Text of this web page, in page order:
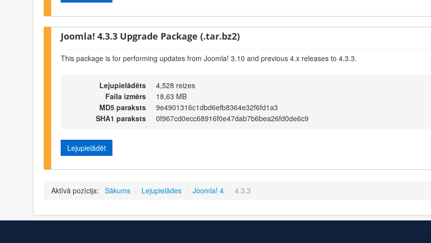
Joomla! 4.3.3 Upgrade Package (.tar.bz2)
This package is for performing updates from Joomla! 3.10 and previous 4.x releases to 4.3.3.
Lejupielādēts
4,528 reizes
Faila izmērs
18,63 MB
MD5 paraksts
9e4901316c1dbd6efb8364e32f6fd1a3
SHA1 paraksts
0f967cd0ecc68916f0e47dab7b6bea26fd0de6c9
Lejupielādēt
Aktīvā pozīcija: Sākums / Lejupielādes / Joomla! 4 / 4.3.3